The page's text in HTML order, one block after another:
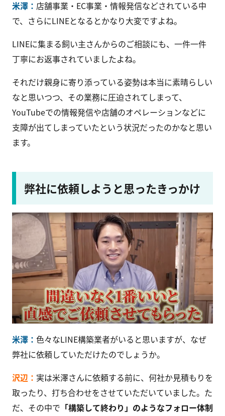
米澤： 店舗事業・EC事業・情報発信などされている中
で、さらにLINEとなるとかなり大変ですよね。
LINEに集まる飼い主さんからのご相談にも、一件一件
丁寧にお返事されていましたよね。
それだけ親身に寄り添っている姿勢は本当に素晴らしい
なと思いつつ、その業務に圧迫されてしまって、
YouTubeでの情報発信や店舗のオペレーションなどに
支障が出てしまっていたという状況だったのかなと思い
ます。
弊社に依頼しようと思ったきっかけ
米澤： 色々なLINE構築業者がいると思いますが、なぜ
弊社に依頼していただけたのでしょうか。
沢辺： 実は米澤さんに依頼する前に、何社か見積もりを
取ったり、打ち合わせをさせていただいていました。た
だ、その中で 「構築して終わり」のようなフォロー体制